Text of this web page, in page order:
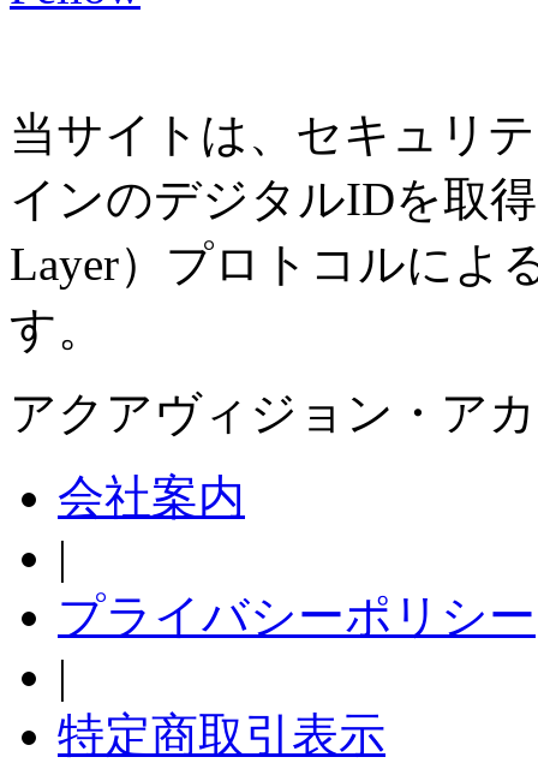
当サイトは、セキュリ
インのデジタルIDを取得
Layer）プロトコルによ
す。
アクアヴィジョン・ア
会社案内
|
プライバシーポリシー
|
特定商取引表示